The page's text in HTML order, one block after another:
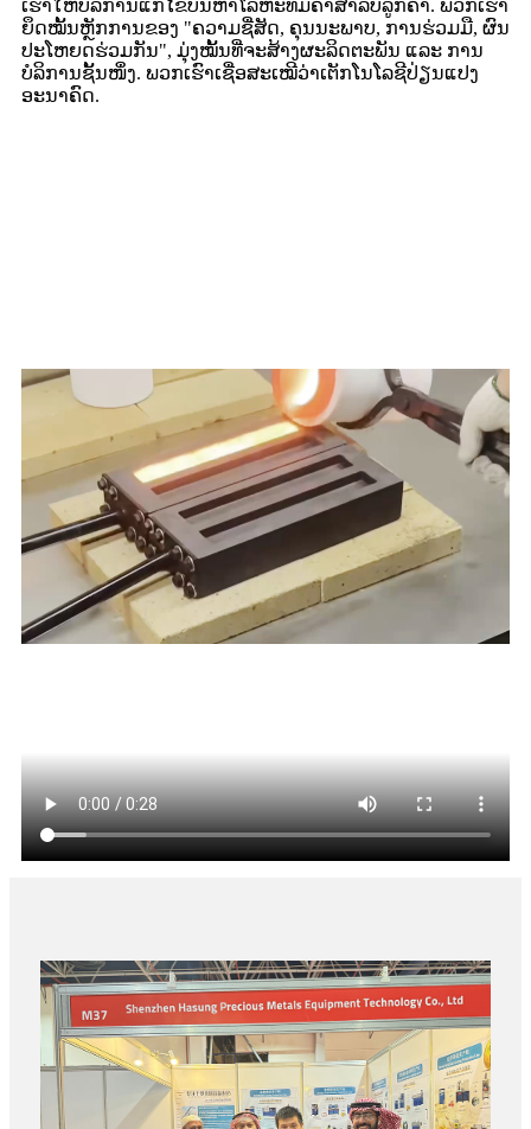
ເຮົາໃຫ້ບໍລິການແກ້ໄຂບັນຫາໂລຫະທີ່ມີຄ່າສຳລັບລູກຄ້າ. ພວກເຮົາ
ຍຶດໝັ້ນຫຼັກການຂອງ "ຄວາມຊື່ສັດ, ຄຸນນະພາບ, ການຮ່ວມມື, ຜົນ
ປະໂຫຍດຮ່ວມກັນ", ມຸ່ງໝັ້ນທີ່ຈະສ້າງຜະລິດຕະພັນ ແລະ ການ
ບໍລິການຊັ້ນໜຶ່ງ. ພວກເຮົາເຊື່ອສະເໝີວ່າເຕັກໂນໂລຊີປ່ຽນແປງ
ອະນາຄົດ.